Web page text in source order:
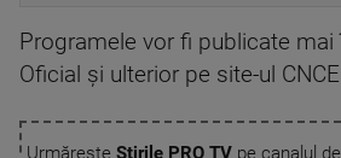
Programele vor fi publicate mai
Oficial şi ulterior pe site-ul